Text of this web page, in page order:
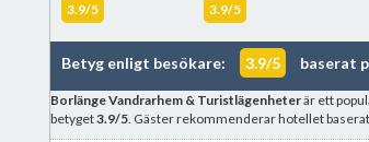
3.9/5 3.9/5
Betyg enligt besökare: 3.9/5 baserat
Borlänge Vandrarhem & Turistlägenheterär ett
betyget3.9/5. Gäster rekommenderar hotellet